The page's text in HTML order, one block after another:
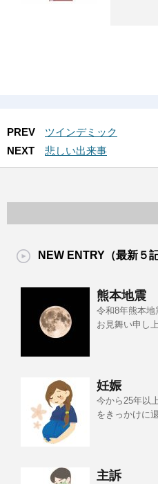
PREV
ツインデミック
NEXT
悲しい出来事
NEW ENTRY（最新５記
熊本地震
令和8年熊本地
お見舞い申し
妊娠
今から25年以
をきっかけに
主訴